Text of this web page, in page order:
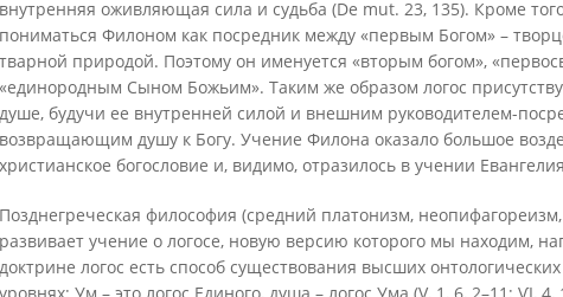
внутренняя оживляющая сила и судьба (De mut. 23, 135). Кроме
пониматься Филоном как посредник между «первым Богом» –
тварной природой. Поэтому он именуется «вторым богом»,
«единородным Сыном Божьим». Таким же образом логос
душе, будучи ее внутренней силой и внешним руководителем-
возвращающим душу к Богу. Учение Филона оказало большое
христианское богословие и, видимо, отразилось в учении
Позднегреческая философия (средний платонизм,
развивает учение о логосе, новую версию которого мы находим,
доктрине логос есть способ существования высших